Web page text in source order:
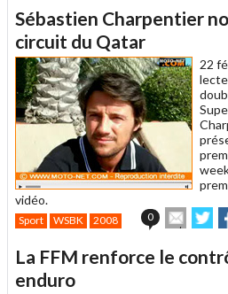
à
Sébastien Charpentier
circuit du Qatar
22
vidéo.
Sport WSBK 2008 0
cet
à
sur
La FFM renforce le
enduro